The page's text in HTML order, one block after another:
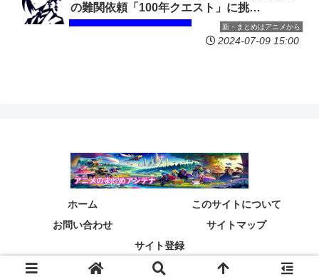
新・まとめはアニメから
の難関依頼「100年クエスト」に挑
む！！！！！
2024-07-09 15:00
ホーム
このサイトについて
お問い合わせ
サイトマップ
サイト登録
© 2024 .